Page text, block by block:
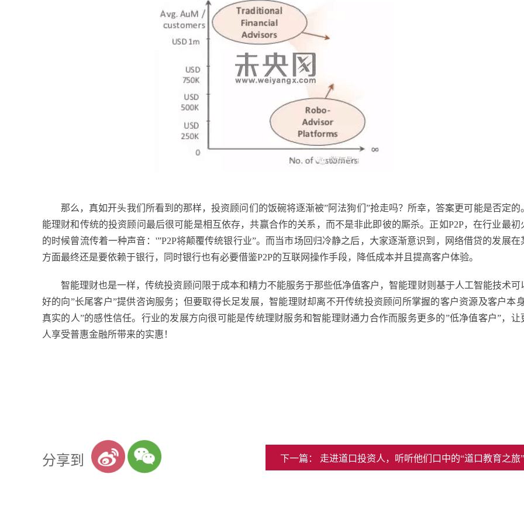
那么，真如开头我们所看到的那样，投资顾问们的饭碗将逐渐被”阿法狗们”抢走吗？所幸，答案更可能是否定的
能理财和传统的投资顾问最后很可能是相互依存，共赢合作的关系，而不是非此即彼的厮杀。正如P2P，在行业最初
的时候曾流传着一种声音：'”P2P将颠覆传统银行业”。而当市场回归冷静之后，大家逐渐意识到，网络借贷的发展在
方面最终还是要依赖于银行，同时银行也有必要借鉴P2P的互联网操作手段，降低成本并且提高客户体验。
智能理财也是一样，传统投资顾问限于成本和精力不能服务于那些低净值客户，智能理财则基于人工智能技术可
好的向”长尾客户”提供咨询服务；但要取得长足发展，智能理财却离不开传统投资顾问所掌握的客户资源及客户本
真实的人”的感性信任。行业的发展方向很可能是传统理财服务和智能理财通力合作而服务更多的”低净值客户”，让
人享受普惠金融所带来的实惠！
分享到 下一篇： 走进道口投资人，听听他们口中的“道口教育之旅”